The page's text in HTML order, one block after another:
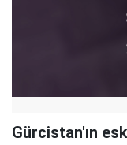
Gürcistan'ın